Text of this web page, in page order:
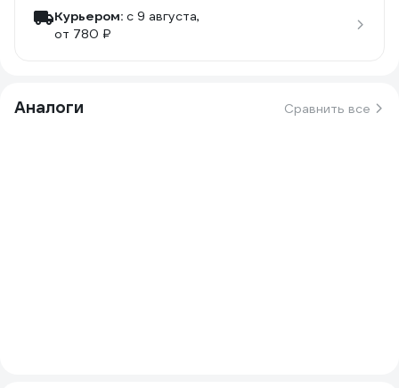
Курьером: c 9 августа,
от 780 ₽
Аналоги Сравнить все